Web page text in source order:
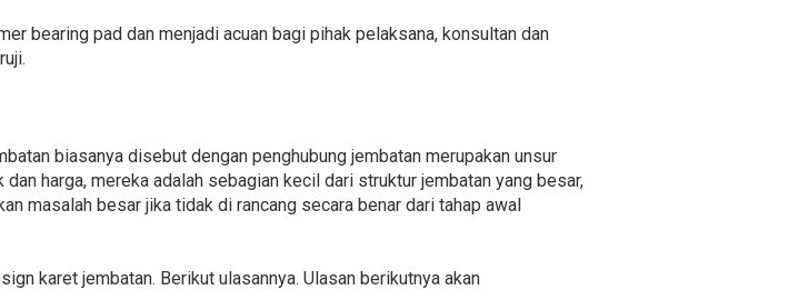
bearing pad dan menjadi acuan bagi pihak pelaksana, konsultan dan
biasanya disebut dengan penghubung jembatan merupakan unsur
harga, mereka adalah sebagian kecil dari struktur jembatan yang besar,
masalah besar jika tidak di rancang secara benar dari tahap awal
karet jembatan. Berikut ulasannya. Ulasan berikutnya akan